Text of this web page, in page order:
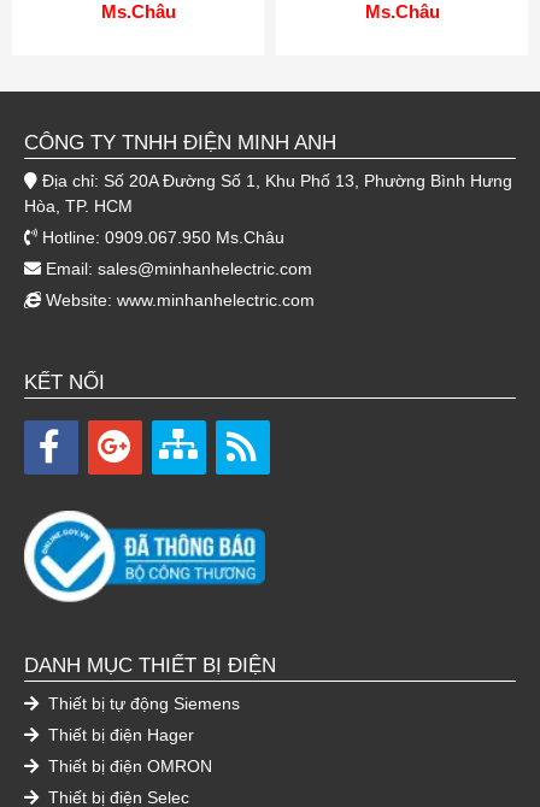
Ms.Châu
Ms.Châu
CÔNG TY TNHH ĐIỆN MINH ANH
Địa chỉ: Số 20A Đường Số 1, Khu Phố 13, Phường Bình Hưng
Hòa, TP. HCM
Hotline: 0909.067.950 Ms.Châu
Email: sales@minhanhelectric.com
Website: www.minhanhelectric.com
KẾT NỐI
DANH MỤC THIẾT BỊ ĐIỆN
Thiết bị tự động Siemens
Thiết bị điện Hager
Thiết bị điện OMRON
Thiết bị điện Selec